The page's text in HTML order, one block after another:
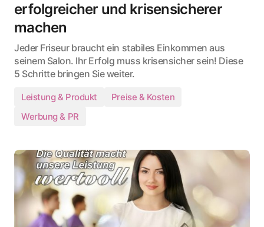
erfolgreicher und krisensicherer
machen
Jeder Friseur braucht ein stabiles Einkommen aus
seinem Salon. Ihr Erfolg muss krisensicher sein! Diese
5 Schritte bringen Sie weiter.
Leistung & Produkt
Preise & Kosten
Werbung & PR